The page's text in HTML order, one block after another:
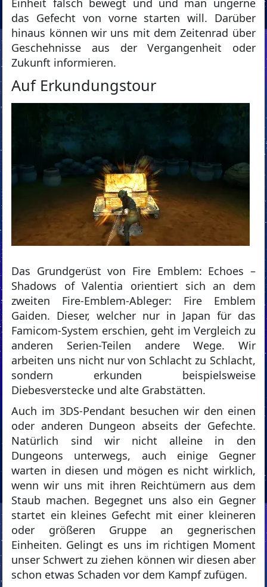
das Gefecht von vorne starten will. Darüber
hinaus können wir uns mit dem Zeitenrad über
Geschehnisse aus der Vergangenheit oder
Zukunft informieren.
Auf Erkundungstour
Das Grundgerüst von Fire Emblem: Echoes –
Shadows of Valentia orientiert sich an dem
zweiten Fire-Emblem-Ableger: Fire Emblem
Gaiden. Dieser, welcher nur in Japan für das
Famicom-System erschien, geht im Vergleich zu
anderen Serien-Teilen andere Wege. Wir
arbeiten uns nicht nur von Schlacht zu Schlacht,
sondern erkunden beispielsweise
Diebesverstecke und alte Grabstätten.
Auch im 3DS-Pendant besuchen wir den einen
oder anderen Dungeon abseits der Gefechte.
Natürlich sind wir nicht alleine in den
Dungeons unterwegs, auch einige Gegner
warten in diesen und mögen es nicht wirklich,
wenn wir uns mit ihren Reichtümern aus dem
Staub machen. Begegnet uns also ein Gegner
startet ein kleines Gefecht mit einer kleineren
oder größeren Gruppe an gegnerischen
Einheiten. Gelingt es uns im richtigen Moment
unser Schwert zu ziehen können wir diesen aber
schon etwas Schaden vor dem Kampf zufügen.